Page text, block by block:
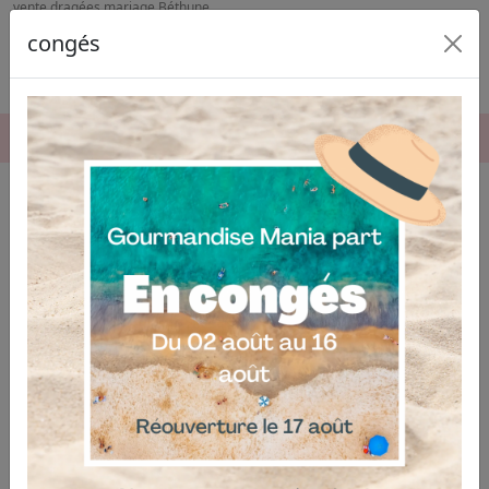
vente dragées mariage Béthune
congés
06.04.03.19.74
Vente de dragées pour mariage à
Béthune : comment bien choisir ?
achat de dragées de mariage à Béthune , il est
essentiel de sélectionner des produits de qualité
adaptés à votre événement. Notre expertise nous
permet de vous accompagner dans le choix des
dragées, des présentations et des décorations pour
sublimer vos instants précieux. Nous mettons notre
savoir-faire à votre service pour une organisation sans
faille, dans le respect de vos goûts et de votre budget.